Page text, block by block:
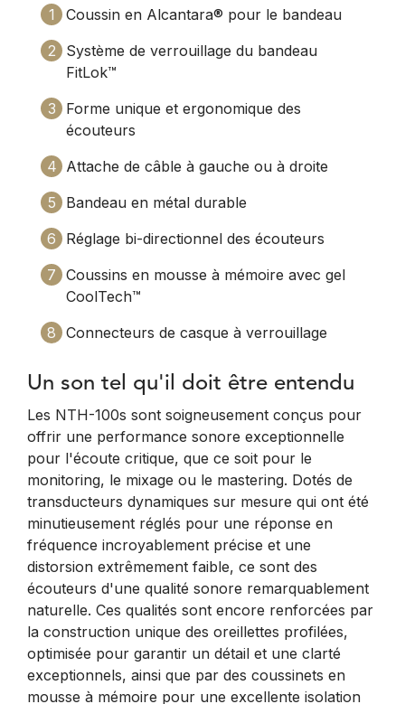
1
Coussin en Alcantara®️ pour le bandeau
2
Système de verrouillage du bandeau
FitLok™️
3
Forme unique et ergonomique des
écouteurs
4 Attache de câble à gauche ou à droite
5
Bandeau en métal durable
6
Réglage bi-directionnel des écouteurs
7 Coussins en mousse à mémoire avec gel
CoolTech™️
8 Connecteurs de casque à verrouillage
Un son tel qu'il doit être entendu
Les NTH-100s sont soigneusement conçus pour
offrir une performance sonore exceptionnelle
pour l'écoute critique, que ce soit pour le
monitoring, le mixage ou le mastering. Dotés de
transducteurs dynamiques sur mesure qui ont été
minutieusement réglés pour une réponse en
fréquence incroyablement précise et une
distorsion extrêmement faible, ce sont des
écouteurs d'une qualité sonore remarquablement
naturelle. Ces qualités sont encore renforcées par
la construction unique des oreillettes profilées,
optimisée pour garantir un détail et une clarté
exceptionnels, ainsi que par des coussinets en
mousse à mémoire pour une excellente isolation